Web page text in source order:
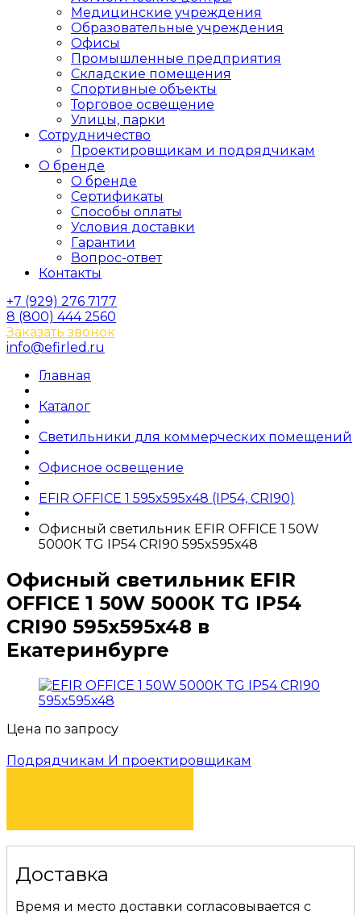
Медицинские учреждения
Образовательные учреждения
Офисы
Промышленные предприятия
Складские помещения
Спортивные объекты
Торговое освещение
Улицы, парки
Сотрудничество
Проектировщикам и подрядчикам
О бренде
О бренде
Сертификаты
Способы оплаты
Условия доставки
Гарантии
Вопрос-ответ
Контакты
+7 (929) 276 7177
8 (800) 444 2560
Заказать звонок
info@efirled.ru
Главная
Каталог
Светильники для коммерческих помещений
Офисное освещение
EFIR OFFICE 1 595x595x48 (IP54, CRI90)
Офисный светильник EFIR OFFICE 1 50W
5000К TG IP54 CRI90 595x595x48
Офисный светильник EFIR
OFFICE 1 50W 5000К TG IP54
CRI90 595x595x48 в
Екатеринбурге
Цена по запросу
Подрядчикам И проектировщикам
Доставка
Время и место доставки согласовывается с